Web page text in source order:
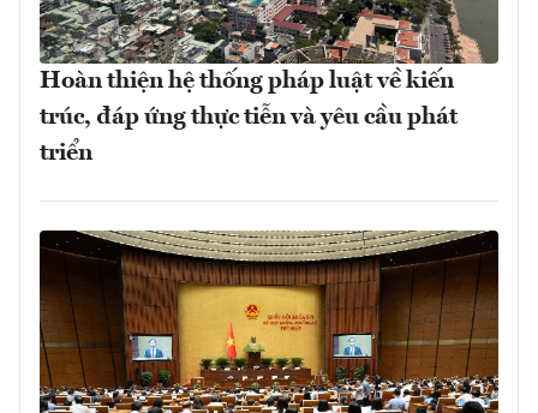
Hoàn thiện hệ thống pháp luật về kiến
trúc, đáp ứng thực tiễn và yêu cầu phát
triển